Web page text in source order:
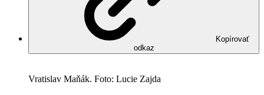
Kopírovať
odkaz
Vratislav Maňák. Foto: Lucie Zajda